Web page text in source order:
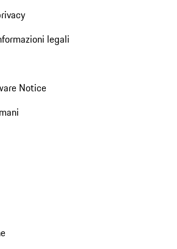
legali
Notice